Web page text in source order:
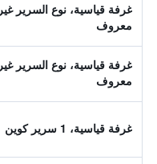
غرفة قياسية، نوع السرير غير
معروف
غرفة قياسية، نوع السرير غير
معروف
غرفة قياسية، 1 سرير كوين